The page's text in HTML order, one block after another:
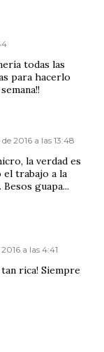
todas las
para hacerlo
2016 a las 13:48
la verdad es
el trabajo a la
guapa...
a las 4:41
rica! Siempre